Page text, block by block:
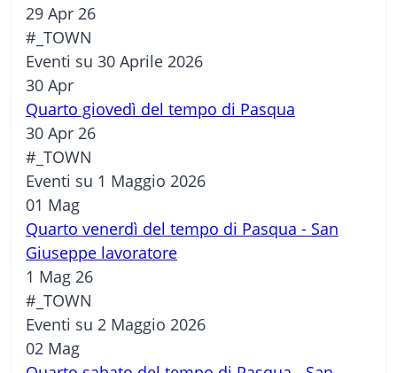
29 Apr 26
#_TOWN
Eventi su 30 Aprile 2026
30 Apr
Quarto giovedì del tempo di Pasqua
30 Apr 26
#_TOWN
Eventi su 1 Maggio 2026
01 Mag
Quarto venerdì del tempo di Pasqua - San
Giuseppe lavoratore
1 Mag 26
#_TOWN
Eventi su 2 Maggio 2026
02 Mag